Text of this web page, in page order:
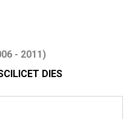
- 2011)
DIES